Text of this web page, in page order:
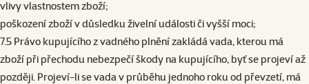
vlivy vlastnostem zboží;
poškození zboží v důsledku živelní události či vyšší moci;
7.5 Právo kupujícího z vadného plnění zakládá vada, kterou má
zboží při přechodu nebezpečí škody na kupujícího, byť se projeví až
později. Projeví-li se vada v průběhu jednoho roku od převzetí, má